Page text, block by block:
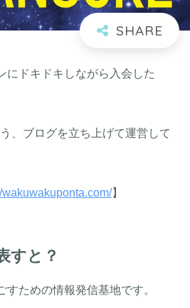
にドキドキしながら入会した
、ブログを立ち上げて運営して
wakuwakuponta.com/】
すと？
すための情報発信基地です。